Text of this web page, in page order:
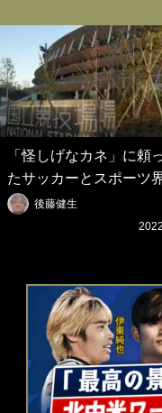
「怪しげなカネ」に頼
たサッカーとスポーツ
つ未来(4)スポーツを「
可能」にする「真の投
後藤健生